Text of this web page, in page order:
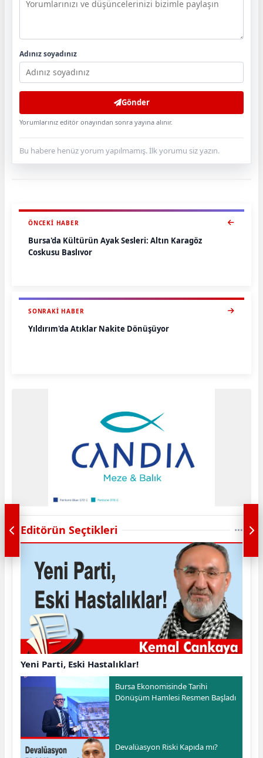
Adınız soyadınız
Gönder
Yorumlarınız editör onayından sonra yayına alınır.
Bu habere henüz yorum yapılmamış. İlk yorumu siz yazın.
ÖNCEKI HABER
Bursa'da Kültürün Ayak Sesleri: Altın Karagöz
Coşkusu Başlıyor
SONRAKI HABER
Yıldırım'da Atıklar Nakite Dönüşüyor
Editörün Seçtikleri
Yeni Parti, Eski Hastalıklar!
Bursa Ekonomisinde Tarihi
Dönüşüm Hamlesi Resmen Başladı
Devalüasyon Riski Kapıda mı?